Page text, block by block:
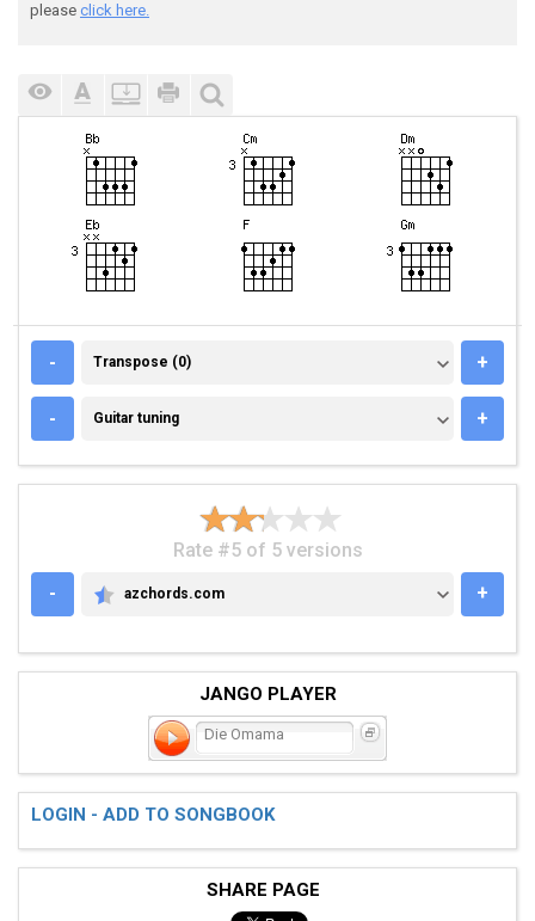
please click here.
- TRANSPOSE (0)
Transpose (0) +
- GUITAR TUNING
Guitar tuning +
Rate #5 of 5 versions
-
AZCHORDS.COM
azchords.com +
JANGO PLAYER
Die Omama
LOGIN - ADD TO SONGBOOK
SHARE PAGE